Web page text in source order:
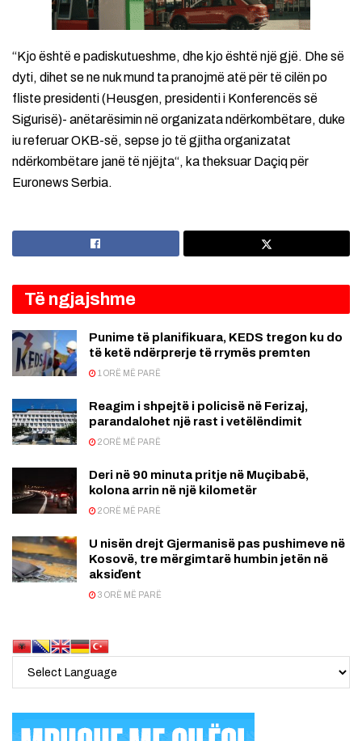
“Kjo është e padiskutueshme, dhe kjo është një gjë. Dhe së
dyti, dihet se ne nuk mund ta pranojmë atë për të cilën po
fliste presidenti (Heusgen, presidenti i Konferencës së
Sigurisë)- anëtarësimin në organizata ndërkombëtare, duke
iu referuar OKB-së, sepse jo të gjitha organizatat
ndërkombëtare janë të njëjta“, ka theksuar Daçiq për
Euronews Serbia.
Të ngjajshme
Punime të planifikuara, KEDS tregon ku do
të ketë ndërprerje të rrymës premten
1 ORË MË PARË
Reagim i shpejtë i policisë në Ferizaj,
parandalohet një rast i vetëlëndimit
2 ORË MË PARË
Deri në 90 minuta pritje në Muçibabë,
kolona arrin në një kilometër
2 ORË MË PARË
U nisën drejt Gjermanisë pas pushimeve në
Kosovë, tre mërgimtarë humbin jetën në
aksiďent
3 ORË MË PARË